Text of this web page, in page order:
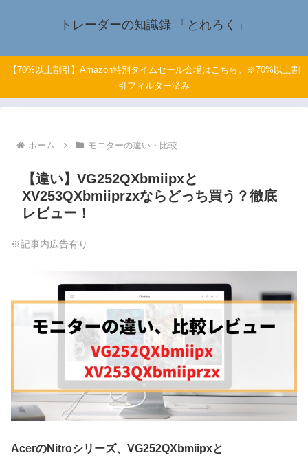
トレーダーの知識録 「とれろく」
【70%以上割引】Amazon特別タイムセール会場はこちら。※70%以上割
引フィルター済み
ホーム モニターの違い・比較
【違い】VG252QXbmiipxと
XV253QXbmiiprzxならどっち買う？徹底
レビュー！
※記事内広告有り
AcerのNitroシリーズ、VG252QXbmiipxと